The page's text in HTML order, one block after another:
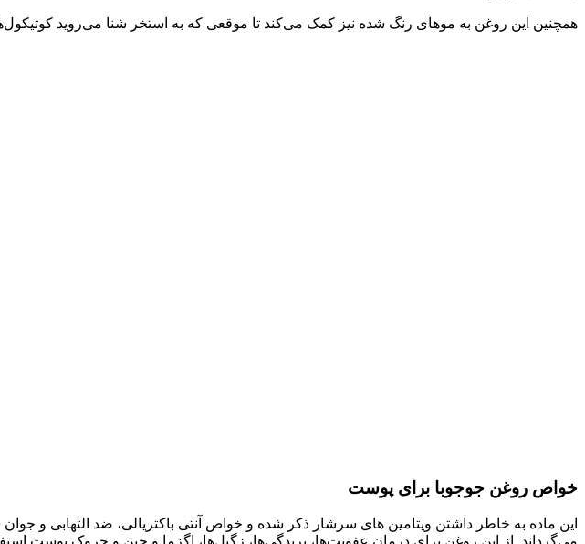
همچنین این روغن به موهای رنگ شده نیز کمک می‌کند تا موقعی که به استخر شنا می‌روید
خواص روغن جوجوبا برای پوست
این ماده به خاطر داشتن ویتامین های سرشار ذکر شده و خواص آنتی باکتریالی، ضد التهابی و